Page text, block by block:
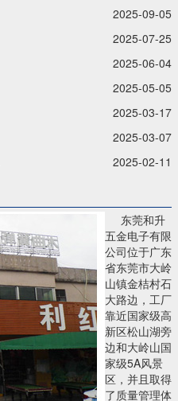
2025-09-05
2025-07-25
2025-06-04
2025-05-05
2025-03-17
2025-03-07
2025-02-11
东莞和升
五金电子有限
公司位于广东
省东莞市大岭
山镇金桔村石
大路边，工厂
靠近国家级高
新区松山湖旁
边和大岭山国
家级5A风景
区，并且取得
了质量管理体